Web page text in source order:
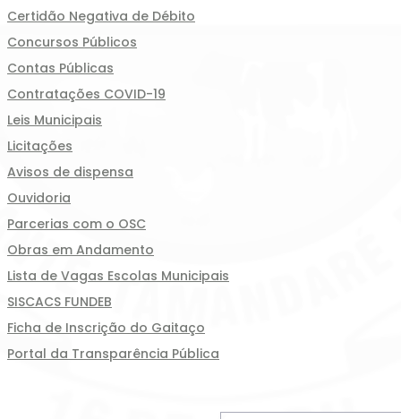
Certidão Negativa de Débito
Concursos Públicos
Contas Públicas
Contratações COVID-19
Leis Municipais
Licitações
Avisos de dispensa
Ouvidoria
Parcerias com o OSC
Obras em Andamento
Lista de Vagas Escolas Municipais
SISCACS FUNDEB
Ficha de Inscrição do Gaitaço
Portal da Transparência Pública